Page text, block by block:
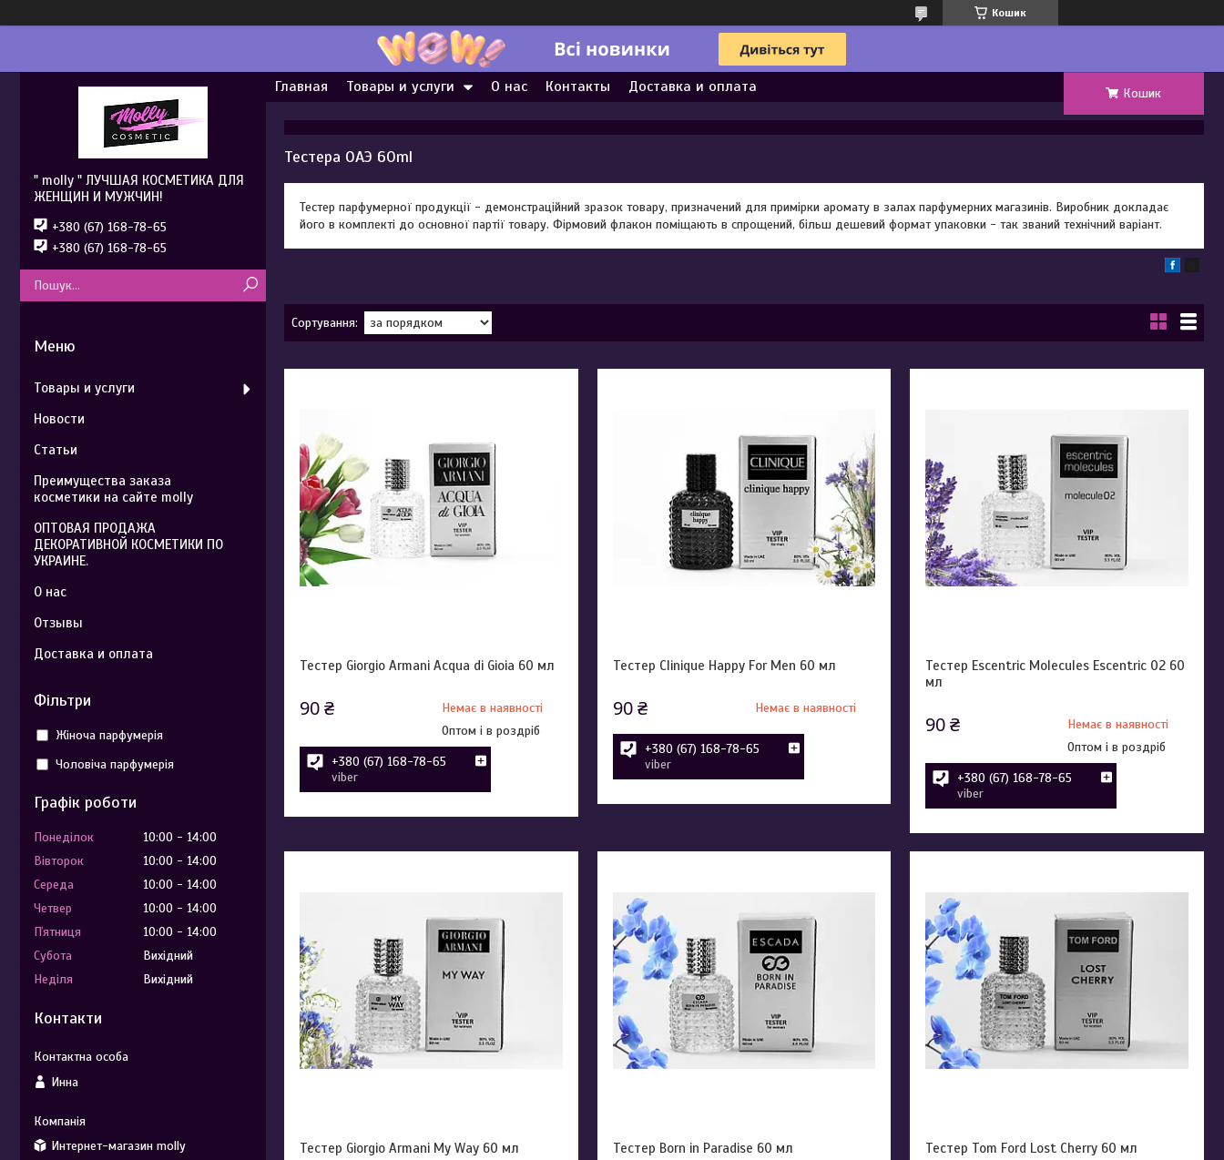
Кошик
Главная Товары и услуги О нас Контакты Доставка и оплата Кошик
Тестера ОАЭ 60ml
Тестер парфумерної продукції - демонстраційний зразок товару, призначений для примірки аромату в залах парфумерних магазинів. Виробник докладає
його в комплекті до основної партії товару. Фірмовий флакон поміщають в спрощений, більш дешевий формат упаковки - так званий технічний варіант.
Тестер Giorgio Armani Acqua di Gioia 60 мл
90 ₴
Немає в наявності
Оптом і в роздріб
+380 (67) 168-78-65
viber
Тестер Clinique Happy For Men 60 мл
90 ₴ Немає в наявності
+380 (67) 168-78-65
viber
Тестер Escentric Molecules Escentric 02 60
мл
90 ₴
Немає в наявності
Оптом і в роздріб
+380 (67) 168-78-65
viber
Тестер Giorgio Armani My Way 60 мл Тестер Born in Paradise 60 мл Тестер Tom Ford Lost Cherry 60 мл
" molly " ЛУЧШАЯ КОСМЕТИКА ДЛЯ
ЖЕНЩИН И МУЖЧИН!
+380 (67) 168-78-65
+380 (67) 168-78-65
Товары и услуги
Новости
Статьи
Преимущества заказа
косметики на сайте molly
ОПТОВАЯ ПРОДАЖА
ДЕКОРАТИВНОЙ КОСМЕТИКИ ПО
УКРАИНЕ.
О нас
Отзывы
Доставка и оплата
Фільтри
Жіноча парфумерія
Чоловіча парфумерія
Графік роботи
Понеділок 10:00
14:00
Вівторок
10:00
14:00
Середа
10:00
14:00
Четвер
10:00
14:00
Пʼятниця
10:00
14:00
Субота
Вихідний
Неділя
Вихідний
Контакти
Инна
Интернет-магазин molly